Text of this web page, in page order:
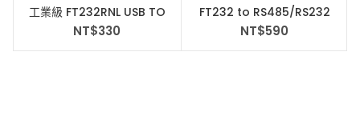
工業級 FT232RNL USB TO
TTL (UART) 樹莓派5
Serial Port專用
NT$330
FT232 to RS485/RS232
Board 120Ω 可切換
NT$590